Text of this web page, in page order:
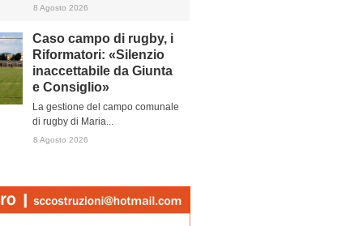
8 Agosto 2026
Caso campo di rugby, i
Riformatori: «Silenzio
inaccettabile da Giunta
e Consiglio»
La gestione del campo comunale
di rugby di Maria...
8 Agosto 2026